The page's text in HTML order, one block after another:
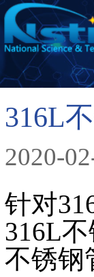
316L
2020-
针对
316L
不锈钢